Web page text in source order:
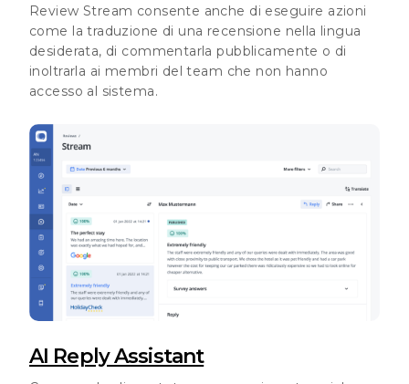
Review Stream consente anche di eseguire azioni
come la traduzione di una recensione nella lingua
desiderata, di commentarla pubblicamente o di
inoltrarla ai membri del team che non hanno
accesso al sistema.
AI Reply Assistant